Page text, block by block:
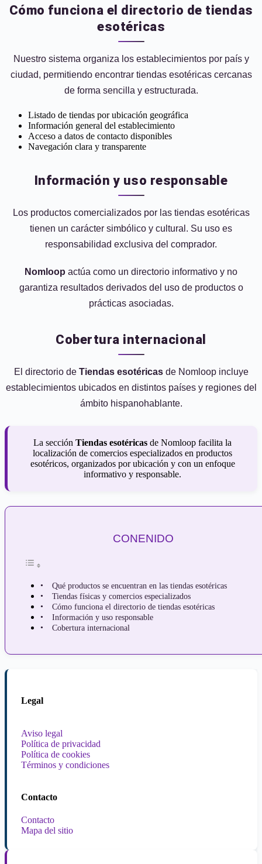
Cómo funciona el directorio de tiendas
esotéricas
Nuestro sistema organiza los establecimientos por país y
ciudad, permitiendo encontrar tiendas esotéricas cercanas
de forma sencilla y estructurada.
Listado de tiendas por ubicación geográfica
Información general del establecimiento
Acceso a datos de contacto disponibles
Navegación clara y transparente
Información y uso responsable
Los productos comercializados por las tiendas esotéricas
tienen un carácter simbólico y cultural. Su uso es
responsabilidad exclusiva del comprador.
Nomloop actúa como un directorio informativo y no
garantiza resultados derivados del uso de productos o
prácticas asociadas.
Cobertura internacional
El directorio de Tiendas esotéricasde Nomloop incluye
establecimientos ubicados en distintos países y regiones del
ámbito hispanohablante.
La sección Tiendas esotéricas de Nomloop facilita la
localización de comercios especializados en productos
esotéricos, organizados por ubicación y con un enfoque
informativo y responsable.
CONENIDO
Qué productos se encuentran en las tiendas esotéricas
Tiendas físicas y comercios especializados
Cómo funciona el directorio de tiendas esotéricas
Información y uso responsable
Cobertura internacional
Legal
Aviso legal
Política de privacidad
Política de cookies
Términos y condiciones
Contacto
Contacto
Mapa del sitio